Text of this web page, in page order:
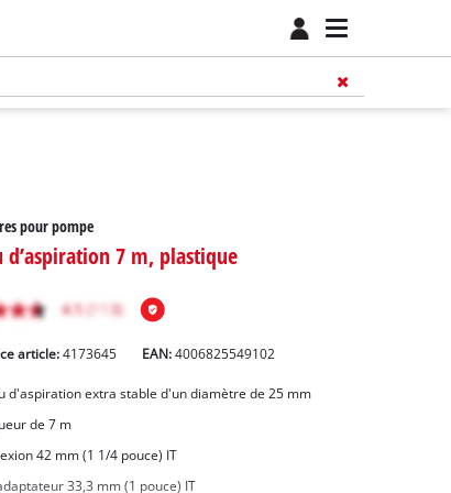
pour pompe
d’aspiration 7 m, plastique
article:4173645 EAN:4006825549102
d'aspiration extra stable d'un diamètre de 25 mm
de 7 m
42 mm (1 1/4 pouce) IT
33,3 mm (1 pouce) IT